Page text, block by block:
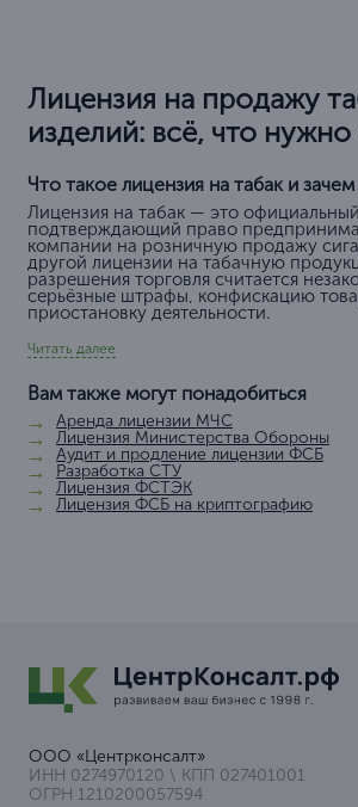
Лицензия на продажу
изделий: всё, что нужно
Что такое лицензия на табак и
Лицензия на табак — это
подтверждающий право
компании на розничную продажу
другой лицензии на табачную
разрешения торговля считается
серьёзные штрафы, конфискацию
приостановку деятельности.
Читать далее
Вам также могут понадобиться
Аренда лицензии МЧС
Лицензия Министерства Обороны
Аудит и продление лицензии ФСБ
Разработка СТУ
Лицензия ФСТЭК
Лицензия ФСБ на криптографию
ООО «Центрконсалт»
ИНН 0274970120 \ КПП 027401001
ОГРН 1210200057594